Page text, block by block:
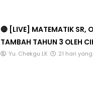
🔴 [LIVE] MATEMATIK SR,
TAMBAH TAHUN 3 OLEH
Yu. Chekgu LK 21 hari